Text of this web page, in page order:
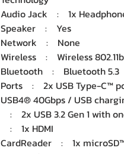
Audio Jack : 1x
Speaker : Yes
Network : None
Wireless : Wireless
Bluetooth : Bluetooth 5.3
Ports : 2x USB Type-C™
USB4® 40Gbps / USB
: 2x USB 3.2 Gen 1 with
: 1x HDMI
CardReader : 1x